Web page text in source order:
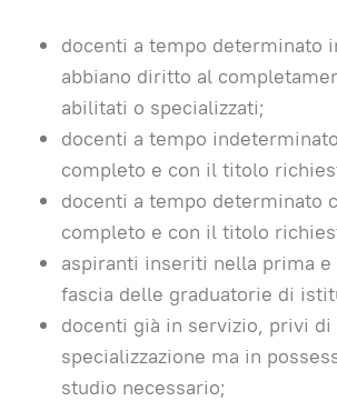
docenti a tempo determinato
abbiano diritto al
abilitati o specializzati;
docenti a tempo
completo e con il titolo
docenti a tempo determinato
completo e con il titolo
aspiranti inseriti nella prima e
fascia delle graduatorie di
docenti già in servizio, privi di
specializzazione ma in
studio necessario;